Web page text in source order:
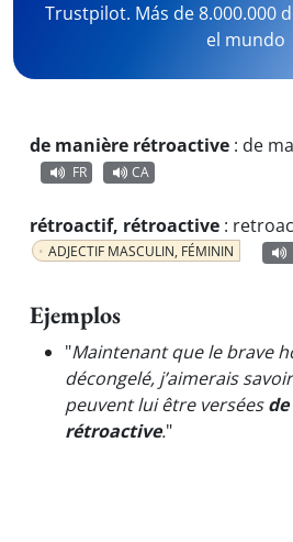
Trustpilot. Más de 8.000.000
el mundo
de manière rétroactive : de
FR CA
rétroactif, rétroactive :
ADJECTIF MASCULIN, FÉMININ
Ejemplos
"Maintenant que le brave
décongelé, j’aimerais
peuvent lui être versées
rétroactive."